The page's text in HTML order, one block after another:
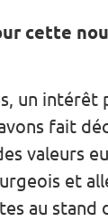
cette
un intérêt
fait
valeurs
et
au stand